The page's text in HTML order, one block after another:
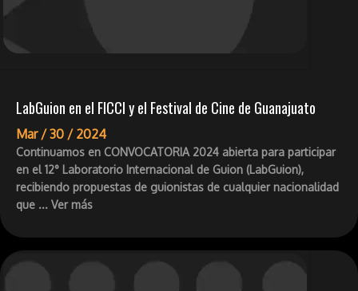
LabGuion en el FICCI y el Festival de Cine de Guanajuato
Mar / 30 / 2024
Continuamos en CONVOCATORIA 2024 abierta para participar
en el 12° Laboratorio Internacional de Guion (LabGuion),
recibiendo propuestas de guionistas de cualquier nacionalidad
que ... Ver más